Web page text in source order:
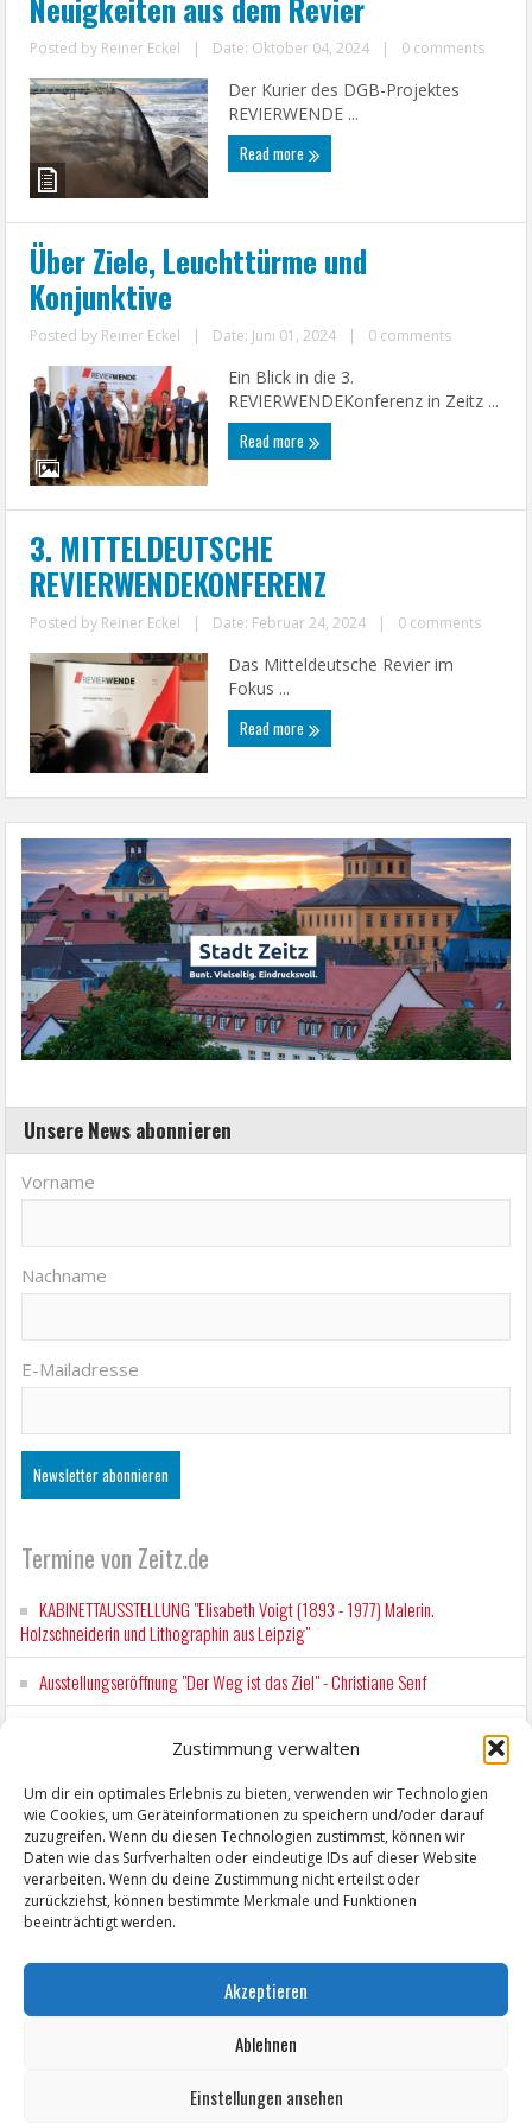
Zustimmung verwalten
Um dir ein optimales Erlebnis zu bieten, verwenden wir Technologien
wie Cookies, um Geräteinformationen zu speichern und/oder darauf
zuzugreifen. Wenn du diesen Technologien zustimmst, können wir
Daten wie das Surfverhalten oder eindeutige IDs auf dieser Website
verarbeiten. Wenn du deine Zustimmung nicht erteilst oder
zurückziehst, können bestimmte Merkmale und Funktionen
beeinträchtigt werden.
Akzeptieren
Ablehnen
Einstellungen ansehen
Neuigkeiten aus dem Revier
Posted by Reiner Eckel | Date: Oktober 04, 2024 | 0 comments
Der Kurier des DGB-Projektes
REVIERWENDE ...
Read more
Über Ziele, Leuchttürme und
Konjunktive
Posted by Reiner Eckel | Date: Juni 01, 2024 | 0 comments
Ein Blick in die 3.
REVIERWENDEKonferenz in Zeitz ...
Read more
3. MITTELDEUTSCHE
REVIERWENDEKONFERENZ
Posted by Reiner Eckel | Date: Februar 24, 2024 | 0 comments
Das Mitteldeutsche Revier im
Fokus ...
Read more
Unsere News abonnieren
Vorname
Nachname
E-Mailadresse
Termine von Zeitz.de
KABINETTAUSSTELLUNG "Elisabeth Voigt (1893 - 1977) Malerin.
Holzschneiderin und Lithographin aus Leipzig"
Ausstellungseröffnung "Der Weg ist das Ziel" - Christiane Senf
Kunstfest Zeitz